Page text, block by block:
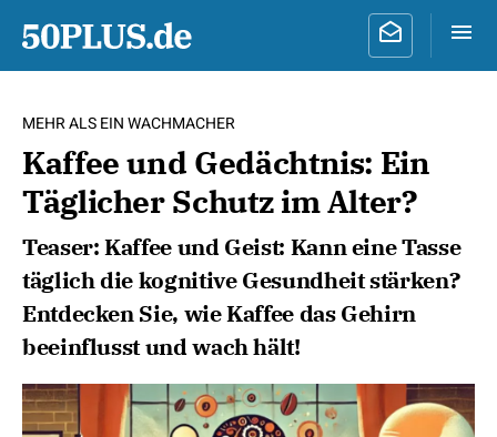
MEHR ALS EIN WACHMACHER
Kaffee und Gedächtnis: Ein
Täglicher Schutz im Alter?
Teaser: Kaffee und Geist: Kann eine Tasse
täglich die kognitive Gesundheit stärken?
Entdecken Sie, wie Kaffee das Gehirn
beeinflusst und wach hält!